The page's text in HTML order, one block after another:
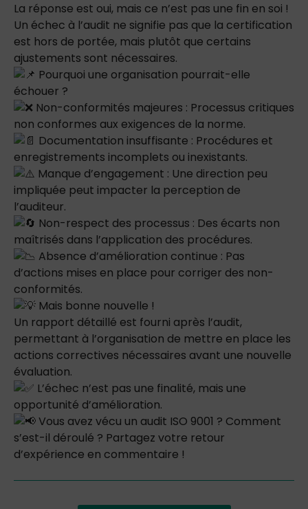
La réponse est oui, mais ce n’est pas une fin en soi !
Un échec à l’audit ne signifie pas que la certification
est hors de portée, mais plutôt que certains
ajustements sont nécessaires.
Pourquoi une organisation pourrait-elle
échouer ?
Non-conformités majeures : Processus critiques
non conformes aux exigences de la norme.
Documentation insuffisante : Procédures et
enregistrements incomplets ou inexistants.
Manque d’engagement : Une direction peu
impliquée peut impacter la perception de
l’auditeur.
Non-respect des processus : Des écarts non
maîtrisés dans l’application des procédures.
Absence d’amélioration continue : Pas
d’actions mises en place pour corriger des non-
conformités.
Mais bonne nouvelle !
Un rapport détaillé est fourni après l’audit,
permettant à l’organisation de mettre en place les
actions correctives nécessaires avant une nouvelle
évaluation.
L’échec n’est pas une finalité, mais une
opportunité d’amélioration.
Vous avez vécu un audit ISO 9001 ? Comment
s’est-il déroulé ? Partagez votre retour
d’expérience en commentaire !